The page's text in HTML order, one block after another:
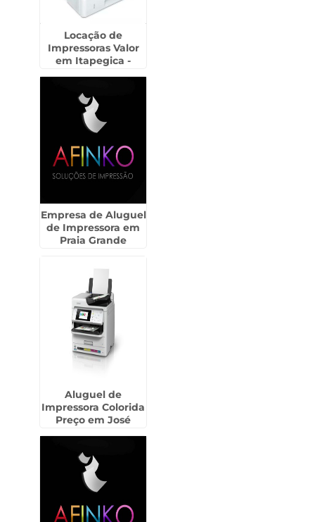
Locação de
Impressoras Valor
em Itapegica -
Empresa de Aluguel
de Impressora em
Praia Grande
Aluguel de
Impressora Colorida
Preço em José